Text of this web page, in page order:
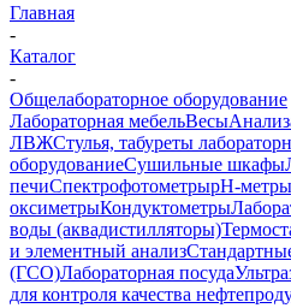
Главная
-
Каталог
-
Общелабораторное оборудование
Лабораторная мебельВесы
ЛВЖСтулья, табуреты
оборудованиеСушильные шкафы
печиСпектрофотометрыpH-
оксиметрыКондуктометры
воды (аквадистилляторы)
и элементный анализ
(ГСО)Лабораторная посуда
для контроля качества